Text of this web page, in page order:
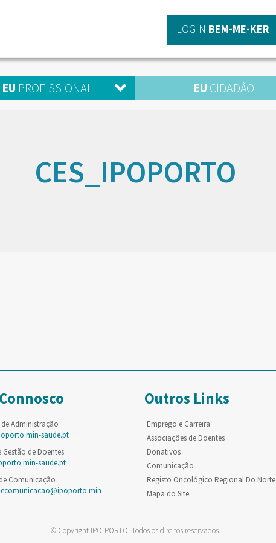
LOGIN BEM-ME-KER
EU PROFISSIONAL EU CIDADÃO
CES_IPOPORTO
Administração
saude.pt
Gestão de Doentes
saude.pt
Comunicação
Outros Links
Emprego e Carreira
Associações de Doentes
Donativos
Comunicação
Registo Oncológico Regional Do Norte
Mapa do Site
© Copyright IPO-PORTO. Todos os direitos reservados.